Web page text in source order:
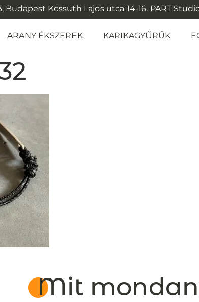
Budapest Kossuth Lajos utca 14-16. PART
ARANY ÉKSZEREK KARIKAGYŰRŰK
Mit